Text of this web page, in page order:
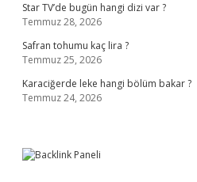
Star TV’de bugün hangi dizi var ?
Temmuz 28, 2026
Safran tohumu kaç lira ?
Temmuz 25, 2026
Karaciğerde leke hangi bölüm bakar ?
Temmuz 24, 2026